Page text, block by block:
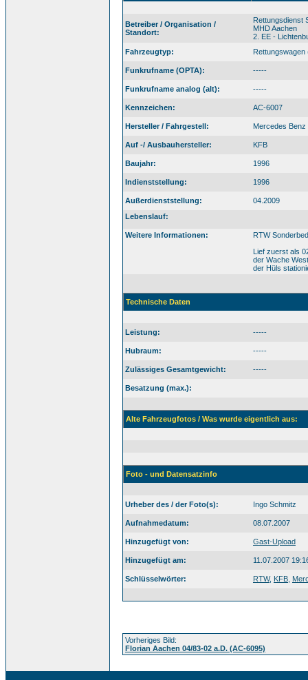
Betreiber / Organisation /
Standort:
Rettungsdienst
MHD Aachen
2. EE -
Fahrzeugtyp:
Rettungswagen
Funkrufname (OPTA): -----
Funkrufname analog (alt): -----
Kennzeichen: AC-6007
Hersteller / Fahrgestell: Mercedes Benz
Auf -/ Ausbauhersteller: KFB
Baujahr: 1996
Indienststellung: 1996
Außerdienststellung:
04.2009
Lebenslauf:
Weitere Informationen:
RTW
Lief zuerst als
der Wache
der Hüls
Technische Daten
Leistung: -----
Hubraum: -----
Zulässiges Gesamtgewicht: -----
Besatzung (max.):
Alte Fahrzeugfotos / Was wurde eigentlich aus:
Foto - und Datensatzinfo
Urheber des / der Foto(s): Ingo Schmitz
Aufnahmedatum: 08.07.2007
Hinzugefügt von: Gast-Upload
Hinzugefügt am: 11.07.2007
Schlüsselwörter: RTW, KFB
Vorheriges Bild:
Florian Aachen 04/83-02 a.D. (AC-6095)